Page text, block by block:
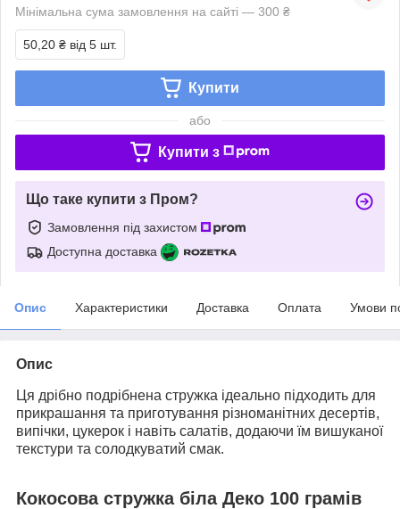
Мінімальна сума замовлення на сайті — 300 ₴
50,20 ₴ від 5 шт.
Купити
або
Купити з
Що таке купити з Пром?
Замовлення під захистом
Доступна доставка
Опис Характеристики Доставка Оплата Умови
Опис
Ця дрібно подрібнена стружка ідеально підходить для
прикрашання та приготування різноманітних десертів,
випічки, цукерок і навіть салатів, додаючи їм вишуканої
текстури та солодкуватий смак.
Кокосова стружка біла Деко 100 грамів